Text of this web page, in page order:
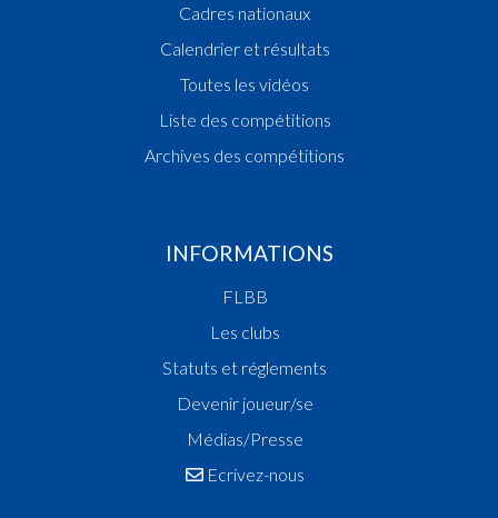
Cadres nationaux
Calendrier et résultats
Toutes les vidéos
Liste des compétitions
Archives des compétitions
INFORMATIONS
FLBB
Les clubs
Statuts et réglements
Devenir joueur/se
Médias/Presse
Ecrivez-nous